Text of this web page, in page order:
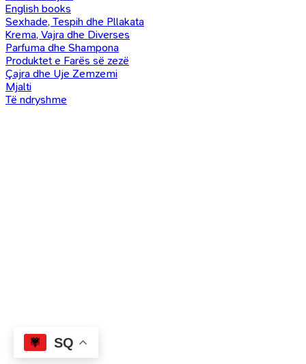
SQ
English books
Sexhade, Tespih dhe Pllakata
Krema, Vajra dhe Diverses
Parfuma dhe Shampona
Produktet e Farës së zezë
Çajra dhe Uje Zemzemi
Mjalti
Të ndryshme